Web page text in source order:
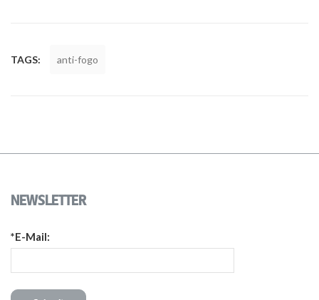
TAGS: anti-fogo
NEWSLETTER
*E-Mail: